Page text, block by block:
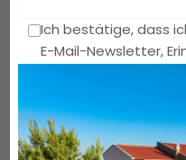
Ich bestätige, dass
E-Mail-Newsletter,
Dienstleistungen
kann meine
die Zukunft